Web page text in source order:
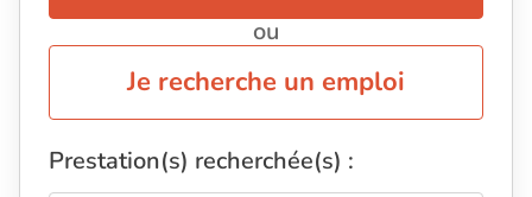
ou
Je recherche un emploi
Prestation(s) recherchée(s) :